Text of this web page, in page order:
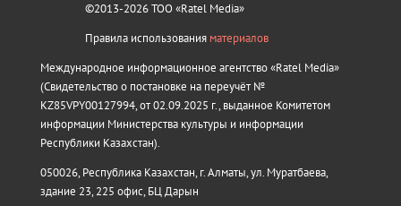
©2013-2026 ТОО «Ratel Media»
Правила использования материалов
Международное информационное агентство «Ratel Media»
(Свидетельство о постановке на переучёт №
KZ85VPY00127994, от 02.09.2025 г., выданное Комитетом
информации Министерства культуры и информации
Республики Казахстан).
050026, Республика Казахстан, г. Алматы, ул. Муратбаева,
здание 23, 225 офис, БЦ Дарын